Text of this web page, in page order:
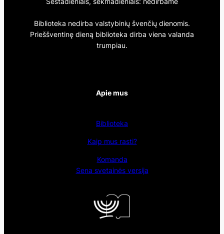
Biblioteka nedirba valstybinių švenčių dienomis.
Prieššventinę dieną biblioteka dirba viena valanda
trumpiau.
Apie mus
Biblioteka
Kaip mus rasti?
Komanda
Sena svetainės versija